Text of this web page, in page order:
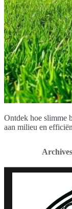
Ontdek hoe slimme
aan milieu en